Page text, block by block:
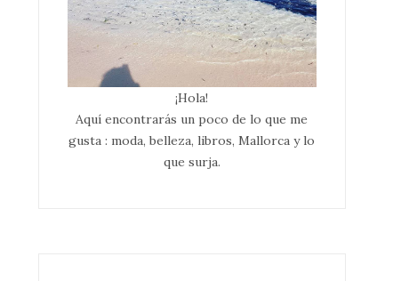
¡Hola!
Aquí encontrarás un poco de lo que me
gusta : moda, belleza, libros, Mallorca y lo
que surja.